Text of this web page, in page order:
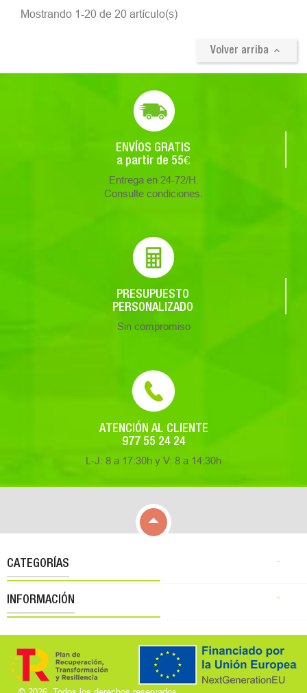
Mostrando 1-20 de 20 artículo(s)
Volver arriba 
ENVÍOS GRATIS
a partir de 55€
Entrega en 24-72/H.
Consulte condiciones.
PRESUPUESTO
PERSONALIZADO
Sin compromiso
ATENCIÓN AL CLIENTE
977 55 24 24
L-J: 8 a 17:30h y V: 8 a 14:30h

CATEGORÍAS 
INFORMACIÓN 